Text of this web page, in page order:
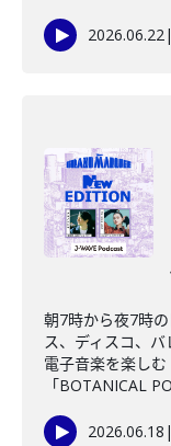
2026.06.22|
朝7時から夜7時
ス、ディスコ、
電子音楽を楽しむ
「BOTANICAL
2026.06.18 |